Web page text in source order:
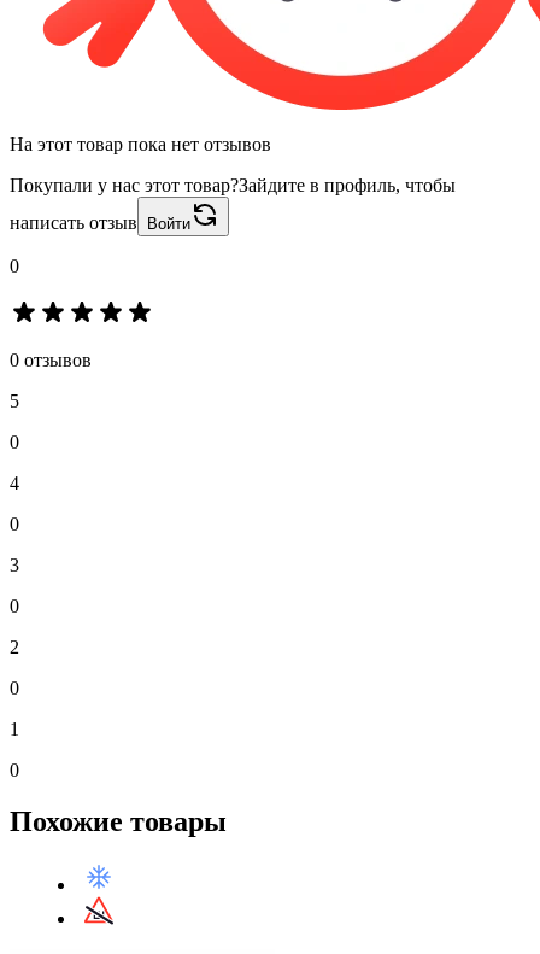
На этот товар пока нет отзывов
Покупали у нас этот товар?Зайдите в профиль, чтобы
написать отзыв
Войти
0
0 отзывов
5
0
4
0
3
0
2
0
1
0
Похожие товары